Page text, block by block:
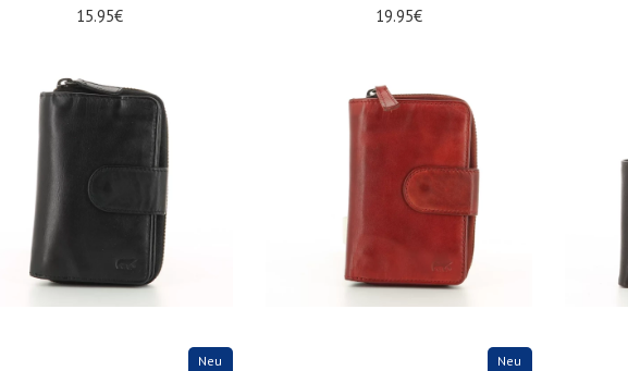
15.95€ 19.95€
Neu Neu